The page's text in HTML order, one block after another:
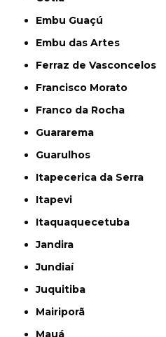
Embu Guaçú
Embu das Artes
Ferraz de Vasconcelos
Francisco Morato
Franco da Rocha
Guararema
Guarulhos
Itapecerica da Serra
Itapevi
Itaquaquecetuba
Jandira
Jundiaí
Juquitiba
Mairiporã
Mauá